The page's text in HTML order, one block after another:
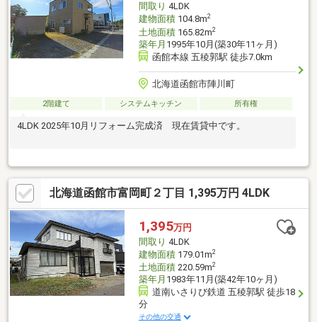
間取り 4LDK
建物面積104.8m2
土地面積165.82m2
築年月 1995年10月(築30年11ヶ月)
函館本線 五稜郭駅 徒歩7.0km
北海道函館市陣川町
2階建て システムキッチン 所有権
4LDK 2025年10月リフォーム完成済 現在賃貸中です。
北海道函館市富岡町２丁目 1,395万円 4LDK
1,395万円
間取り 4LDK
建物面積179.01m2
土地面積220.59m2
築年月 1983年11月(築42年10ヶ月)
道南いさりび鉄道 五稜郭駅 徒歩18
分
その他の交通